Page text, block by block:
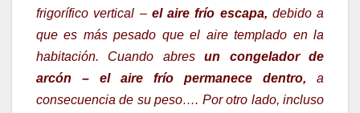
frigorífico vertical – el aire frío escapa, debido a
que es más pesado que el aire templado en la
habitación. Cuando abresun congelador de
arcón – el aire frío permanece dentro, a
consecuencia de su peso…. Por otro lado, incluso